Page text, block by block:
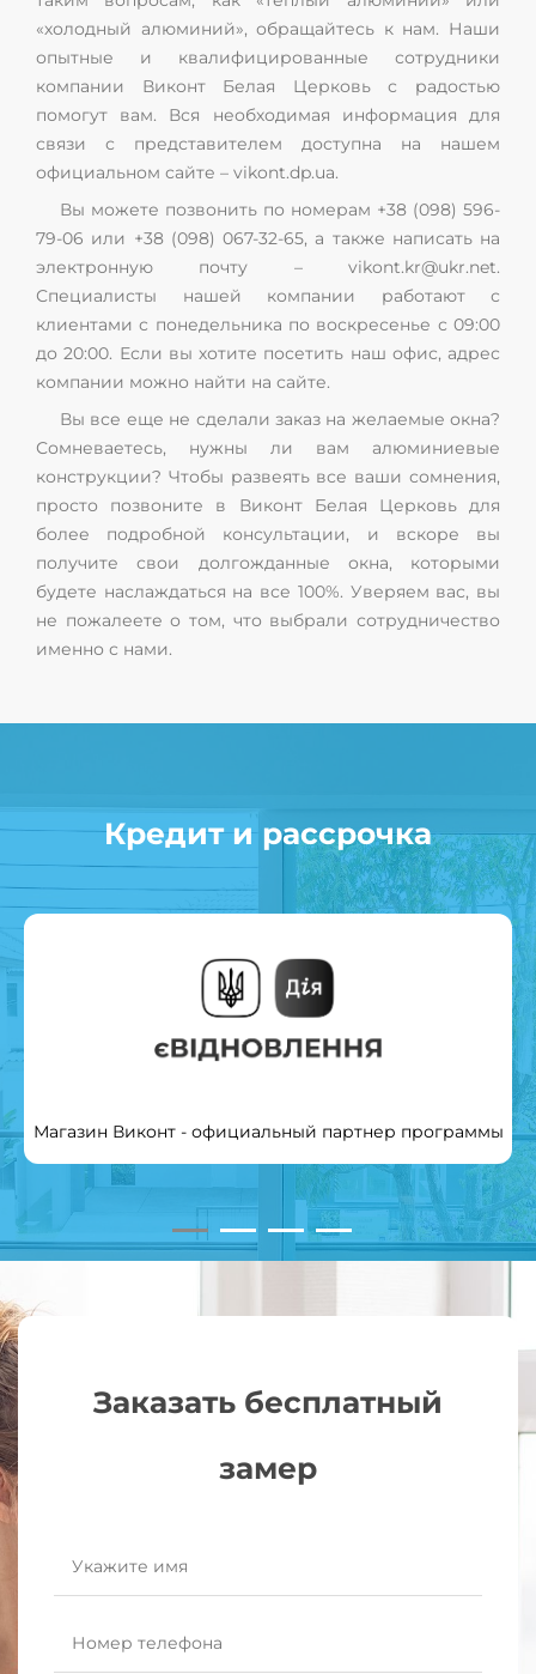
«холодный алюминий», обращайтесь к нам. Наши
опытные и квалифицированные сотрудники
компании Виконт Белая Церковь с радостью
помогут вам. Вся необходимая информация для
связи с представителем доступна на нашем
официальном сайте – vikont.dp.ua.
Вы можете позвонить по номерам +38 (098) 596-
79-06 или +38 (098) 067-32-65, а также написать на
электронную почту – vikont.kr@ukr.net.
Специалисты нашей компании работают с
клиентами с понедельника по воскресенье с 09:00
до 20:00. Если вы хотите посетить наш офис, адрес
компании можно найти на сайте.
Вы все еще не сделали заказ на желаемые окна?
Сомневаетесь, нужны ли вам алюминиевые
конструкции? Чтобы развеять все ваши сомнения,
просто позвоните в Виконт Белая Церковь для
более подробной консультации, и вскоре вы
получите свои долгожданные окна, которыми
будете наслаждаться на все 100%. Уверяем вас, вы
не пожалеете о том, что выбрали сотрудничество
именно с нами.
Кредит и рассрочка
Магазин Виконт - официальный партнер программы
Заказать бесплатный
замер